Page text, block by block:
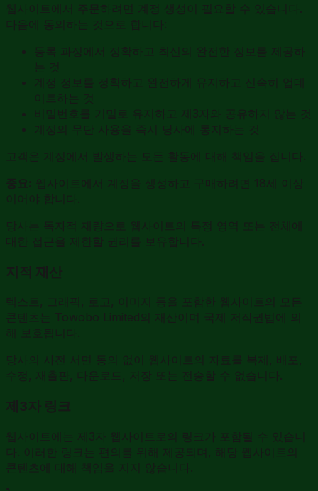
웹사이트에서 주문하려면 계정 생성이 필요할 수 있습니다.
다음에 동의하는 것으로 합니다:
등록 과정에서 정확하고 최신의 완전한 정보를 제공하
는 것
계정 정보를 정확하고 완전하게 유지하고 신속히 업데
이트하는 것
비밀번호를 기밀로 유지하고 제3자와 공유하지 않는 것
계정의 무단 사용을 즉시 당사에 통지하는 것
고객은 계정에서 발생하는 모든 활동에 대해 책임을 집니다.
중요: 웹사이트에서 계정을 생성하고 구매하려면 18세 이상
이어야 합니다.
당사는 독자적 재량으로 웹사이트의 특정 영역 또는 전체에
대한 접근을 제한할 권리를 보유합니다.
지적 재산
텍스트, 그래픽, 로고, 이미지 등을 포함한 웹사이트의 모든
콘텐츠는 Towobo Limited의 재산이며 국제 저작권법에 의
해 보호됩니다.
당사의 사전 서면 동의 없이 웹사이트의 자료를 복제, 배포,
수정, 재출판, 다운로드, 저장 또는 전송할 수 없습니다.
제3자 링크
웹사이트에는 제3자 웹사이트로의 링크가 포함될 수 있습니
다. 이러한 링크는 편의를 위해 제공되며, 해당 웹사이트의
콘텐츠에 대해 책임을 지지 않습니다.